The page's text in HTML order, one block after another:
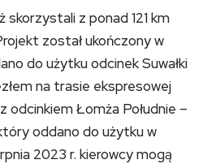
skorzystali z ponad 121 km
został ukończony w
do użytku odcinek Suwałki
na trasie ekspresowej
odcinkiem Łomża Południe –
oddano do użytku w
2023 r. kierowcy mogą